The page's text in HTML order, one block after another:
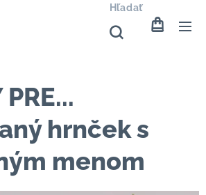
Hľadať
hrnček s
menom